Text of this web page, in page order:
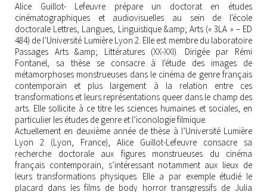
Alice Guillot- Lefeuvre prépare un doctorat en études
cinématographiques et audiovisuelles au sein de l'école
doctorale Lettres, Langues, Linguistique &amp; Arts (« 3LA » – ED
484) de l’Université Lumière Lyon 2. Elle est membre du laboratoire
Passages Arts &amp; Littératures (XX-XXI). Dirigée par Rémi
Fontanel, sa thèse se consacre à l'étude des images de
métamorphoses monstrueuses dans le cinéma de genre français
contemporain et plus largement à la relation entre ces
transformations et leurs représentations queer dans le champ des
arts. Elle sollicite à ce titre les sciences humaines et sociales, en
particulier les études de genre et l’iconologie filmique.
Actuellement en deuxième année de thèse à l’Université Lumière
Lyon 2 (Lyon, France), Alice Guillot-Lefeuvre consacre sa
recherche doctorale aux figures monstrueuses du cinéma
français contemporain, s’intéressant notamment aux lieux de
leurs transformations physiques. Elle a par exemple étudié le
placard dans les films de body horror transgressifs de Julia